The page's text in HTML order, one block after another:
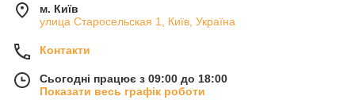
м. Київ
улица Старосельская 1, Київ, Україна
Контакти
Сьогодні працює з 09:00 до 18:00
Показати весь графік роботи